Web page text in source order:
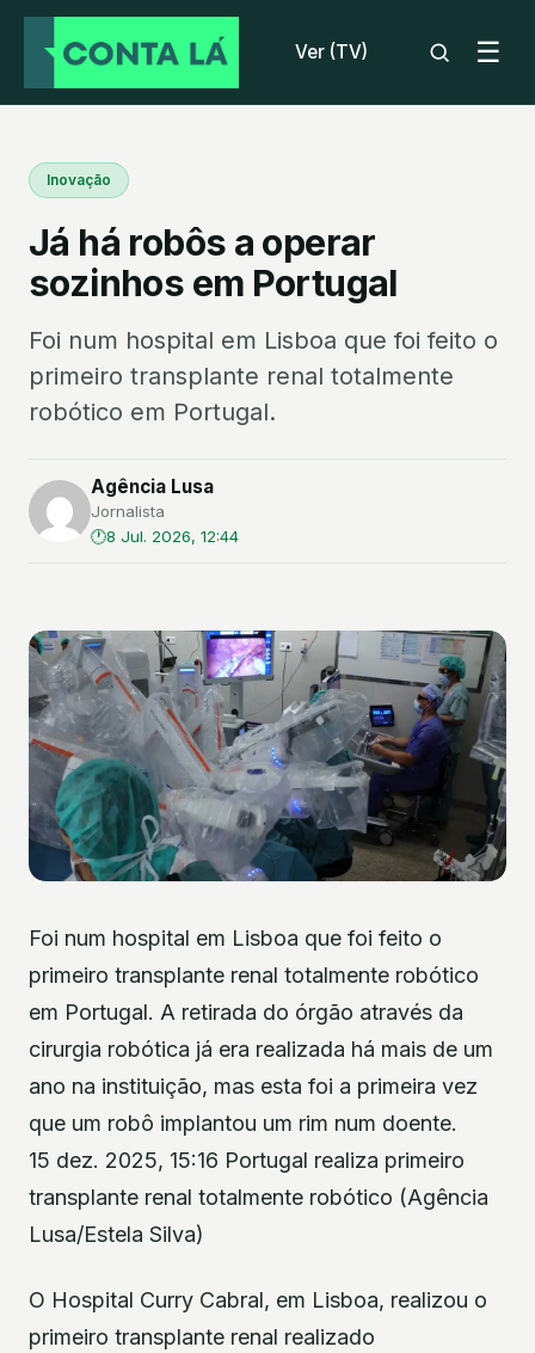
Ver (TV) ☰
Inovação
Já há robôs a operar
sozinhos em Portugal
Foi num hospital em Lisboa que foi feito o
primeiro transplante renal totalmente
robótico em Portugal.
Agência Lusa
Jornalista
8 Jul. 2026, 12:44
Foi num hospital em Lisboa que foi feito o
primeiro transplante renal totalmente robótico
em Portugal. A retirada do órgão através da
cirurgia robótica já era realizada há mais de um
ano na instituição, mas esta foi a primeira vez
que um robô implantou um rim num doente.
15 dez. 2025, 15:16 Portugal realiza primeiro
transplante renal totalmente robótico (Agência
Lusa/Estela Silva)
O Hospital Curry Cabral, em Lisboa, realizou o
primeiro transplante renal realizado